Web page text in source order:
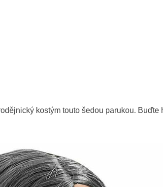
kostým touto šedou parukou. Buďte